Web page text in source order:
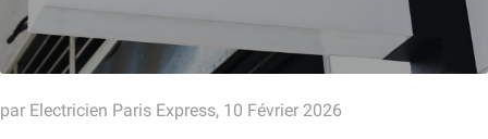
par Electricien Paris Express, 10 Février 2026